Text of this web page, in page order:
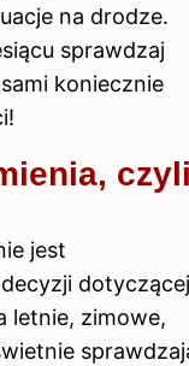
na drodze.
sprawdzaj
koniecznie
jest
dotyczącej
letnie, zimowe,